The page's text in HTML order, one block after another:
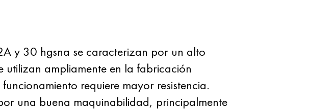
y 30 hgsna se caracterizan por un alto
ampliamente en la fabricación
requiere mayor resistencia.
una buena maquinabilidad, principalmente